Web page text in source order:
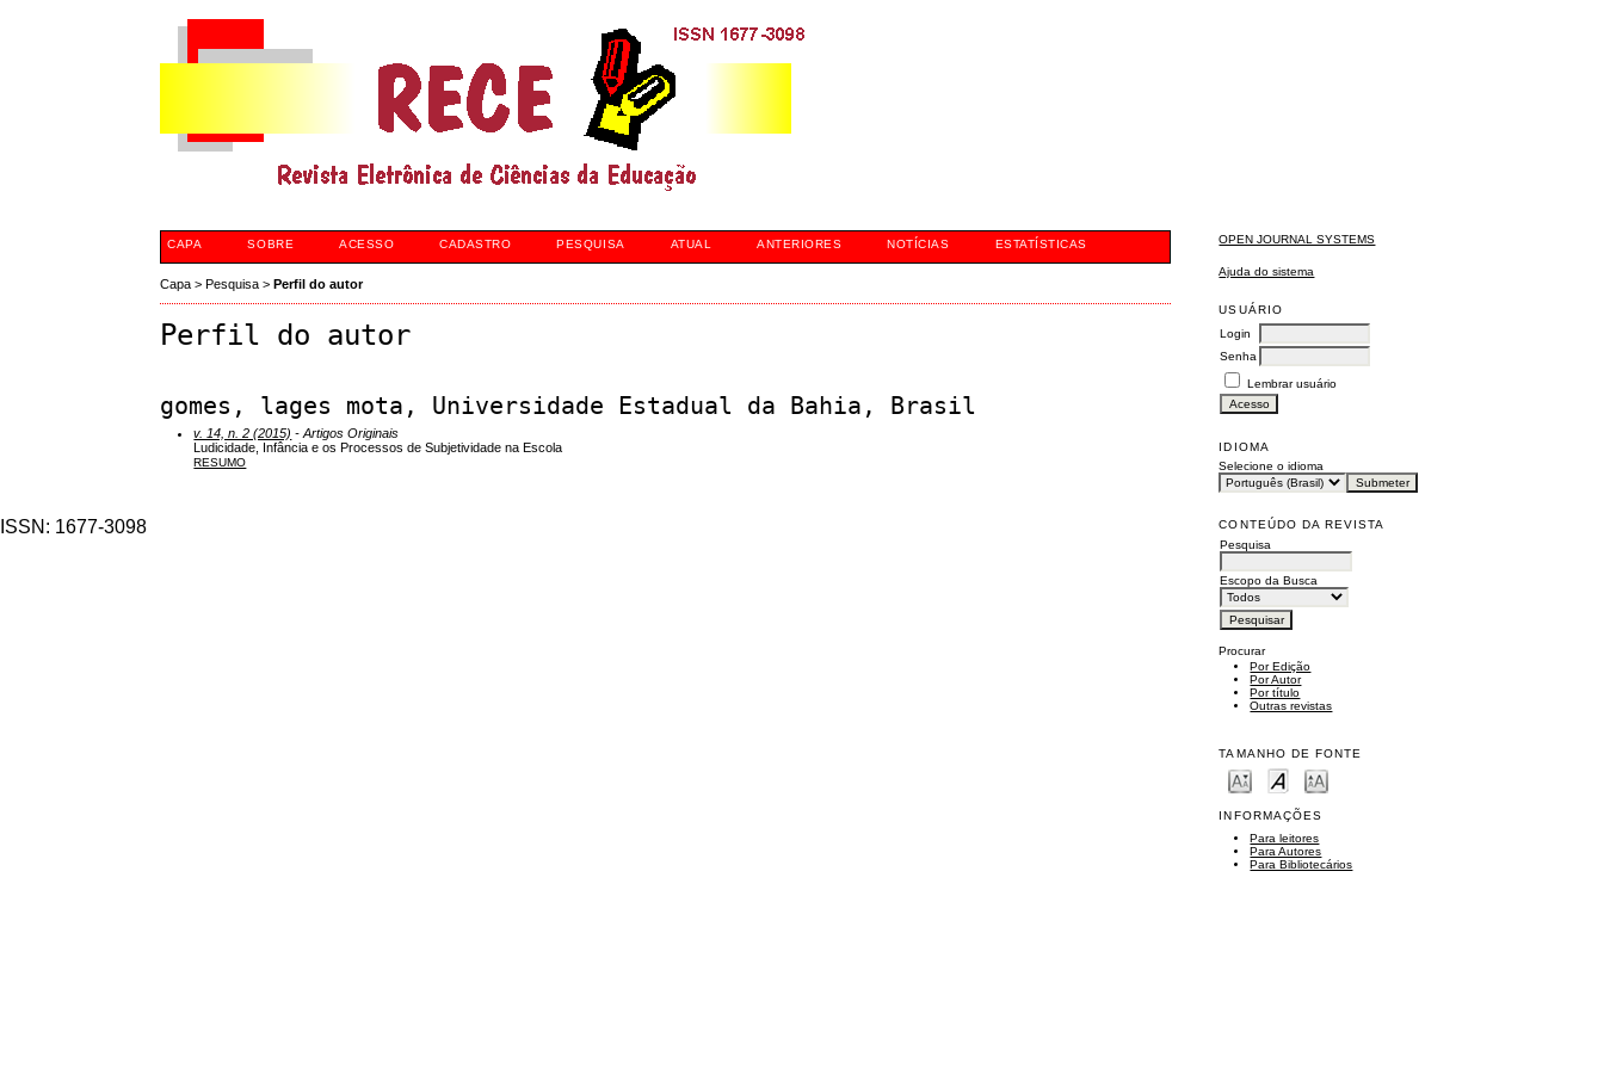
OPEN JOURNAL SYSTEMS
Ajuda do sistema
USUÁRIO
Login
Senha
Lembrar usuário
IDIOMA
Selecione o idioma
CONTEÚDO DA REVISTA
Pesquisa
Escopo da Busca
Procurar
Por Edição
Por Autor
Por título
Outras revistas
TAMANHO DE FONTE
INFORMAÇÕES
Para leitores
Para Autores
Para Bibliotecários
CAPA SOBRE ACESSO CADASTRO PESQUISA ATUAL ANTERIORES NOTÍCIAS ESTATÍSTICAS
Capa >Pesquisa >Perfil do autor
Perfil do autor
gomes, lages mota, Universidade Estadual da Bahia, Brasil
v. 14, n. 2 (2015) - Artigos Originais
Ludicidade, Infância e os Processos de Subjetividade na Escola
RESUMO
ISSN: 1677-3098